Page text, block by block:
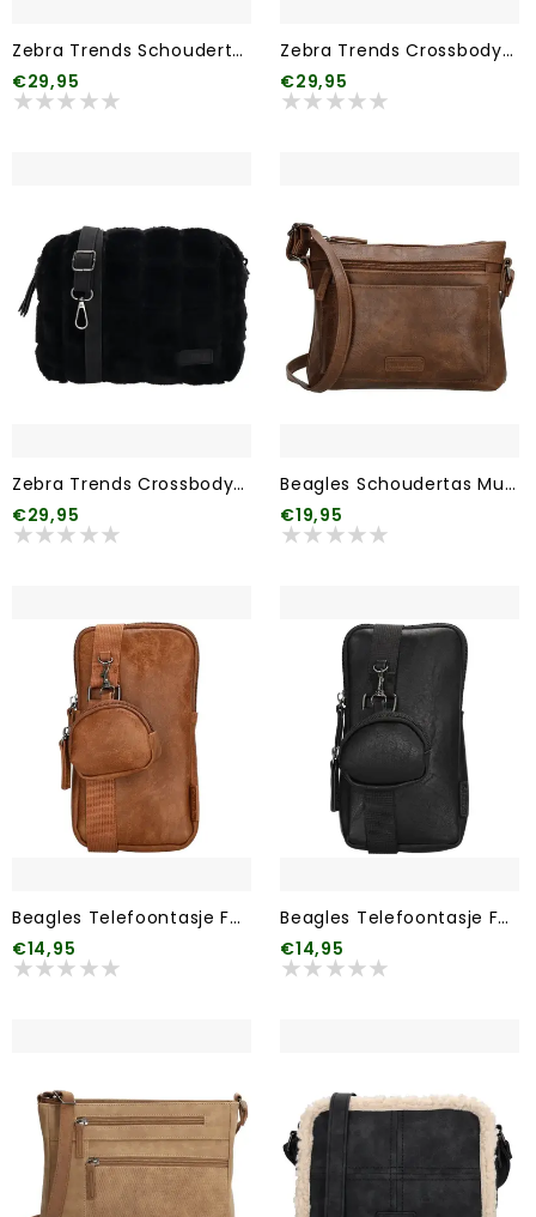
Zebra Trends Schoudertas Evie 007 Bordeaux rood
€29,95
Zebra Trends Crossbodytas Milou 119 Donkertaupe
€29,95
Zebra Trends Crossbodytas Milou 001 Zwart
€29,95
Beagles Schoudertas Murcia 006 Bruin
€19,95
Beagles Telefoontasje Ferro 006 Bruin
€14,95
Beagles Telefoontasje Ferro 001 Zwart
€14,95